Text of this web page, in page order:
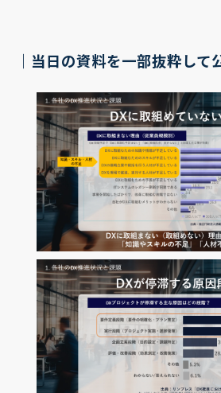
｜当日の資料を一部抜粋して